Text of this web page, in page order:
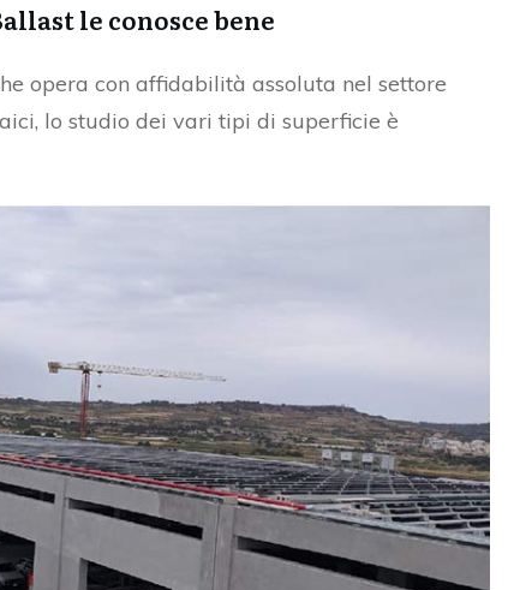
le conosce bene
opera con affidabilità assoluta nel settore
lo studio dei vari tipi di superficie è